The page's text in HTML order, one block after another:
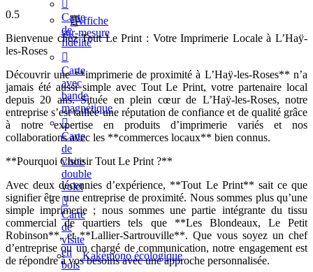
Affiche
sur-mesure
Carte
de
fidélité
Carte
avec
bande
magnétique
Carte
de
visite
double
volet
Carte
de
visite
en
bois
Kakémono écologique
Bienvenue chez Tout Le Print : Votre Imprimerie Locale à L’Haÿ-
les-Roses
Découvrir une **imprimerie de proximité à L’Haÿ-les-Roses** n’a
jamais été aussi simple avec Tout Le Print, votre partenaire local
depuis 20 ans. Située en plein cœur de L’Haÿ-les-Roses, notre
entreprise s’est taillée une réputation de confiance et de qualité grâce
à notre expertise en produits d’imprimerie variés et nos
collaborations avec les **commerces locaux** bien connus.
**Pourquoi Choisir Tout Le Print ?**
Avec deux décennies d’expérience, **Tout Le Print** sait ce que
signifier être une entreprise de proximité. Nous sommes plus qu’une
simple imprimerie ; nous sommes une partie intégrante du tissu
commercial de quartiers tels que **Les Blondeaux, Le Petit
Robinson**, et **Lallier-Sartrouville**. Que vous soyez un chef
d’entreprise ou un chargé de communication, notre engagement est
de répondre à vos besoins avec une approche personnalisée.